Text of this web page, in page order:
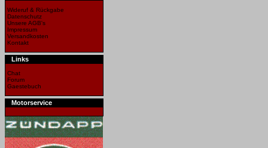
Wideruf & Rückgabe
Datenschutz
Unsere AGB's
Impressum
Versandkosten
Kontakt
Links
Chat
Forum
Gaestebuch
Motorservice